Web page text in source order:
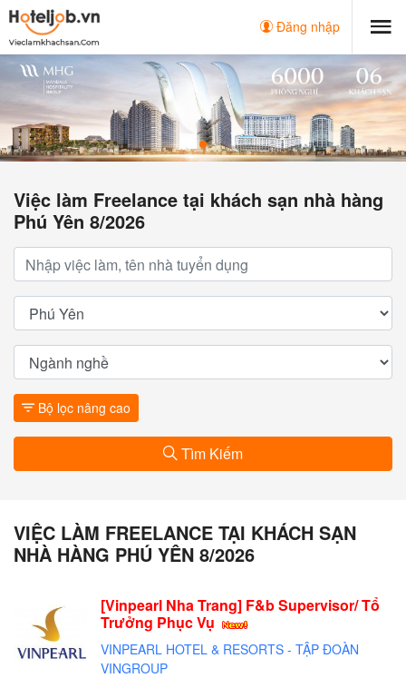
Đăng nhập
Việc làm Freelance tại khách sạn nhà hàng
Phú Yên 8/2026
Bộ lọc nâng cao
Tìm Kiếm
VIỆC LÀM FREELANCE TẠI KHÁCH SẠN
NHÀ HÀNG PHÚ YÊN 8/2026
[Vinpearl Nha Trang] F&b Supervisor/ Tổ
Trưởng Phục Vụ
VINPEARL HOTEL & RESORTS - TẬP ĐOÀN
VINGROUP